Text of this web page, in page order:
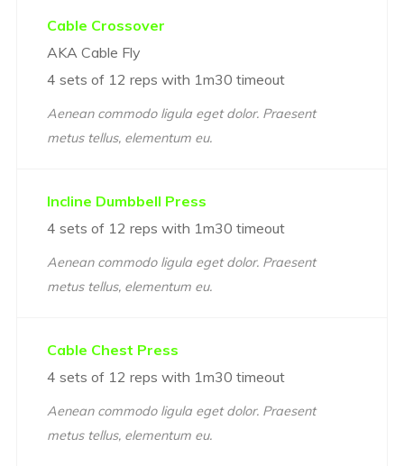
Cable Crossover
AKA Cable Fly
4 sets of 12 reps with 1m30 timeout
Aenean commodo ligula eget dolor. Praesent
metus tellus, elementum eu.
Incline Dumbbell Press
4 sets of 12 reps with 1m30 timeout
Aenean commodo ligula eget dolor. Praesent
metus tellus, elementum eu.
Cable Chest Press
4 sets of 12 reps with 1m30 timeout
Aenean commodo ligula eget dolor. Praesent
metus tellus, elementum eu.